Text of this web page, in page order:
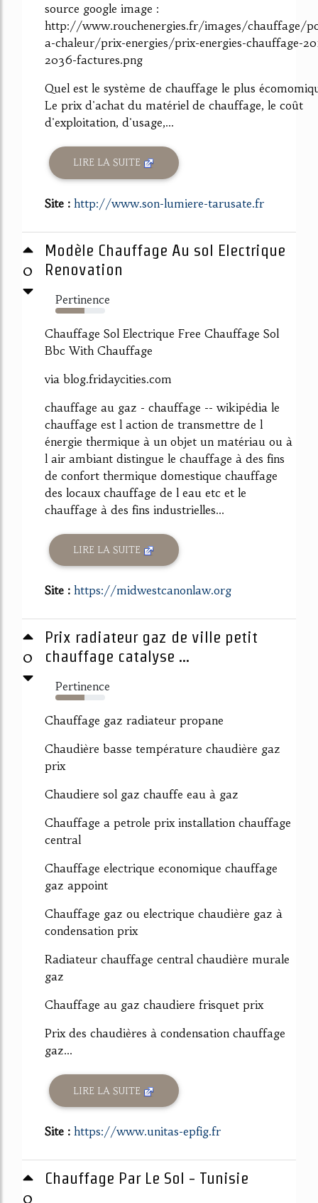
source google image :
http://www.rouchenergies.fr/images/chauffage/
a-chaleur/prix-energies/prix-energies-chauffage-
2036-factures.png
Quel est le système de chauffage le plus
Le prix d'achat du matériel de chauffage, le coût
d'exploitation, d'usage,...
LIRE LA SUITE
Site : http://www.son-lumiere-tarusate.fr
0
Modèle Chauffage Au sol Electrique
Renovation
Pertinence
59%
Chauffage Sol Electrique Free Chauffage Sol
Bbc With Chauffage
via blog.fridaycities.com
chauffage au gaz - chauffage -- wikipédia le
chauffage est l action de transmettre de l
énergie thermique à un objet un matériau ou à
l air ambiant distingue le chauffage à des fins
de confort thermique domestique chauffage
des locaux chauffage de l eau etc et le
chauffage à des fins industrielles...
LIRE LA SUITE
Site : https://midwestcanonlaw.org
0
Prix radiateur gaz de ville petit
chauffage catalyse ...
Pertinence
59%
Chauffage gaz radiateur propane
Chaudière basse température chaudière gaz
prix
Chaudiere sol gaz chauffe eau à gaz
Chauffage a petrole prix installation chauffage
central
Chauffage electrique economique chauffage
gaz appoint
Chauffage gaz ou electrique chaudière gaz à
condensation prix
Radiateur chauffage central chaudière murale
gaz
Chauffage au gaz chaudiere frisquet prix
Prix des chaudières à condensation chauffage
gaz...
LIRE LA SUITE
Site : https://www.unitas-epfig.fr
0
Chauffage Par Le Sol - Tunisie